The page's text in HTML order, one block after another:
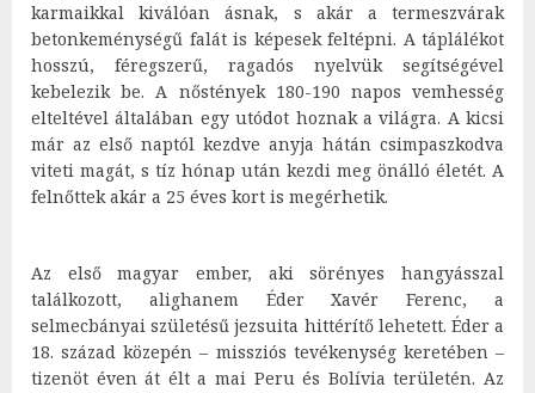
karmaikkal kiválóan ásnak, s akár a termeszvárak
betonkeménységű falát is képesek feltépni. A táplálékot
hosszú, féregszerű, ragadós nyelvük segítségével
kebelezik be. A nőstények 180-190 napos vemhesség
elteltével általában egy utódot hoznak a világra. A kicsi
már az első naptól kezdve anyja hátán csimpaszkodva
viteti magát, s tíz hónap után kezdi meg önálló életét. A
felnőttek akár a 25 éves kort is megérhetik.
Az első magyar ember, aki sörényes hangyásszal
találkozott, alighanem Éder Xavér Ferenc, a
selmecbányai születésű jezsuita hittérítő lehetett. Éder a
18. század közepén – missziós tevékenység keretében –
tizenöt éven át élt a mai Peru és Bolívia területén. Az